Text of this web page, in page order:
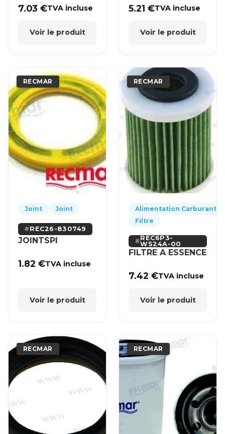
7.03€TVA incluse
Voir le produit
5.21€TVA incluse
Voir le produit
RECMAR
Joint Joint
REC26-830749
JOINTSPI
1.82€TVA incluse
Voir le produit
RECMAR
Alimentation Carburant
Filtre
REC6P3-
WS24A-00
FILTRE A ESSENCE
7.42€TVA incluse
Voir le produit
RECMAR RECMAR